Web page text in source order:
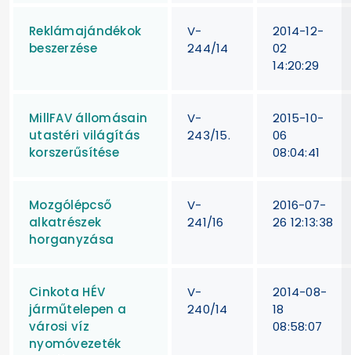
Reklámajándékok
beszerzése
V-
244/14
2014-12-
02
14:20:29
MillFAV állomásain
utastéri világítás
korszerűsítése
V-
243/15.
2015-10-
06
08:04:41
Mozgólépcső
alkatrészek
horganyzása
V-
241/16
2016-07-
26 12:13:38
Cinkota HÉV
járműtelepen a
városi víz
nyomóvezeték
V-
240/14
2014-08-
18
08:58:07